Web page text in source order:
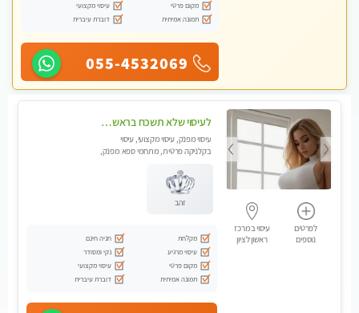
מקום פרטי
עיסוי מקצועי
תמונה אמיתית
דוברת עיברית
055-4532069
לפרטים
נוספים
עיסוי במרכז
ראשון לציון
לעיסוי שלא תשכח בראשון לציון
עיסוי מפנק, עיסוי מקצועי, עיסוי
בקלניקה פרטית, מתחמי ספא מפנק,
זהב
מקלחת
חניה חינם
עיסוי מרגיע
נקי ומסודר
מקום פרטי
עיסוי מקצועי
תמונה אמיתית
דוברת עיברית